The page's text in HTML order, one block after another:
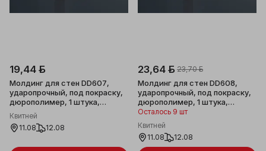
19,44 ƃ
Молдинг для стен DD607,
ударопрочный, под покраску,
дюрополимер, 1 штука,
35*20*2000мм
Квитней
11.08
12.08
23,64 ƃ 23,70 ƃ
Молдинг для стен DD608,
ударопрочный, под покраску,
дюрополимер, 1 штука,
40х21x2000мм
Осталось 9 шт
Квитней
11.08
12.08